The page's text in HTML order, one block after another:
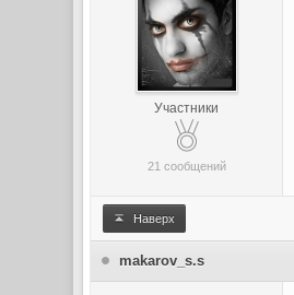
Участники
21 сообщений
Наверх
makarov_s.s